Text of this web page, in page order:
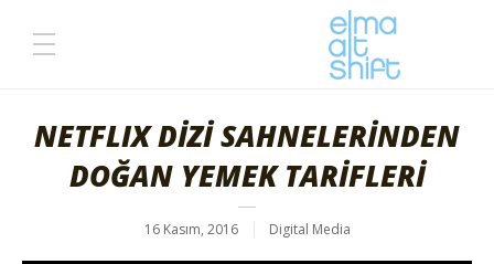
NETFLIX DİZİ SAHNELERİNDEN
DOĞAN YEMEK TARİFLERİ
16 Kasım, 2016 Digital Media